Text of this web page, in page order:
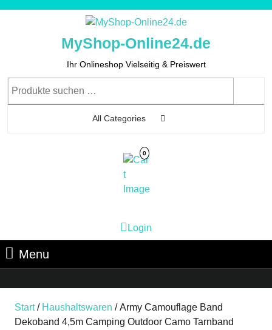
MyShop-Online24.de
Ihr Onlineshop Vielseitig & Preiswert
All Categories
0
Login
Menu
Start/ Haushaltswaren / Army Camouflage Band
Dekoband 4,5m Camping Outdoor Camo Tarnband